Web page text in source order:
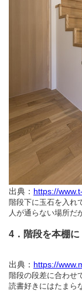
出典： https://
階段下に玉石を入れ
人が通らない場所だ
4．階段を本棚に
出典： https://
階段の段差に合わせ
読書好きにはたまら